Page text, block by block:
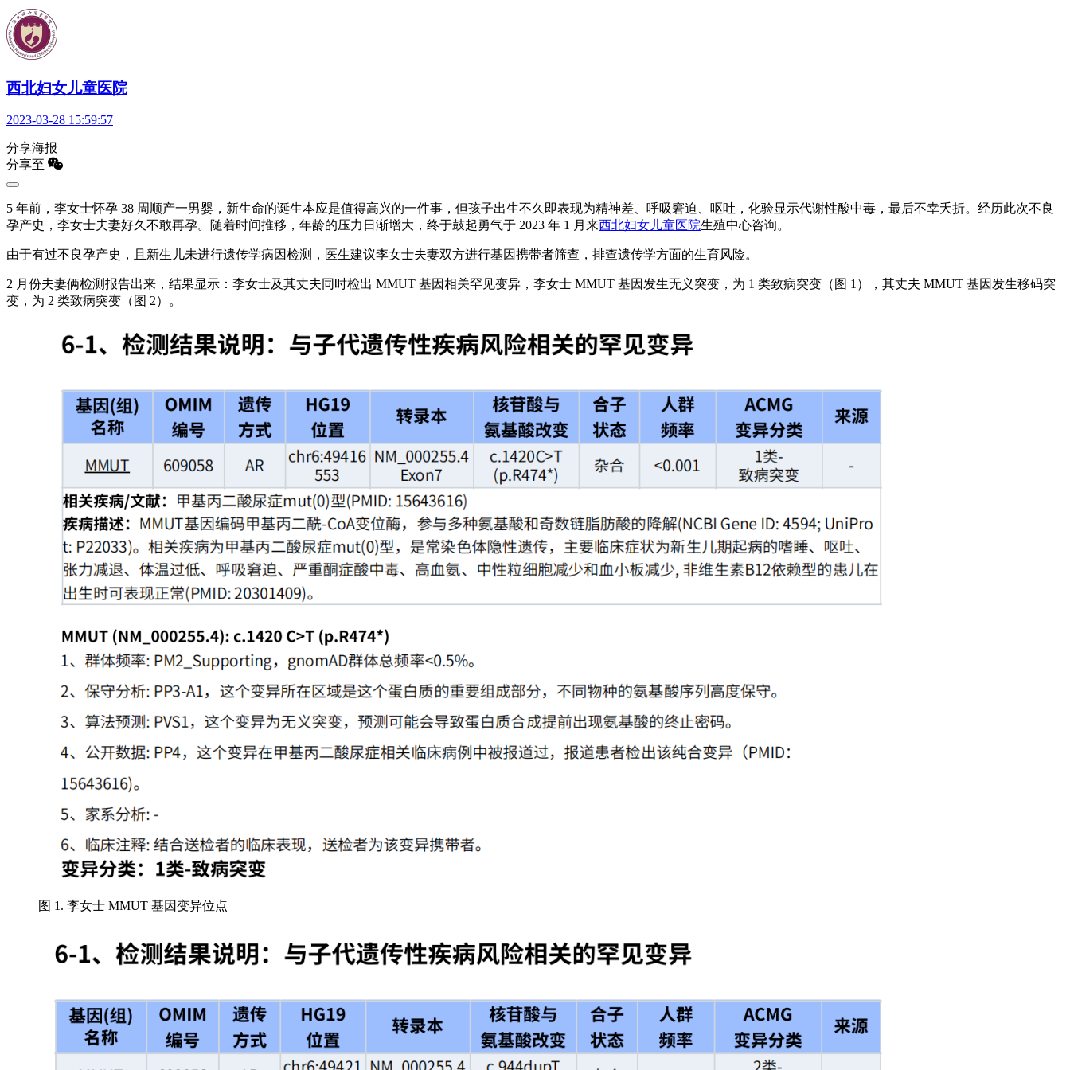
西北妇女儿童医院
2023-03-28 15:59:57
分享海报
分享至
5 年前，李女士怀孕 38 周顺产一男婴，新生命的诞生本应是值得高兴的一件事，但孩子出生不久即表现为精神差、呼吸窘迫、呕吐，化验显示代谢性酸中毒，最后不幸夭折。经历此次不良
孕产史，李女士夫妻好久不敢再孕。随着时间推移，年龄的压力日渐增大，终于鼓起勇气于 2023 年 1 月来西北妇女儿童医院生殖中心咨询。
由于有过不良孕产史，且新生儿未进行遗传学病因检测，医生建议李女士夫妻双方进行基因携带者筛查，排查遗传学方面的生育风险。
2 月份夫妻俩检测报告出来，结果显示：李女士及其丈夫同时检出 MMUT 基因相关罕见变异，李女士 MMUT 基因发生无义突变，为 1 类致病突变（图 1），其丈夫 MMUT 基因发生移码突
变，为 2 类致病突变（图 2）。
图 1. 李女士 MMUT 基因变异位点